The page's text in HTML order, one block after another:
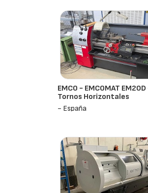
EMCO - EMCOMAT
Tornos Horizontales
- España